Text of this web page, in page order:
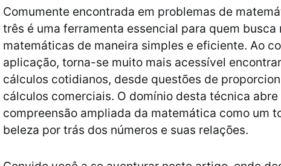
Comumente encontrada em problemas de
três é uma ferramenta essencial para quem busca
matemáticas de maneira simples e eficiente. Ao
aplicação, torna-se muito mais acessível
cálculos cotidianos, desde questões de
cálculos comerciais. O domínio desta técnica
compreensão ampliada da matemática como um
beleza por trás dos números e suas relações.